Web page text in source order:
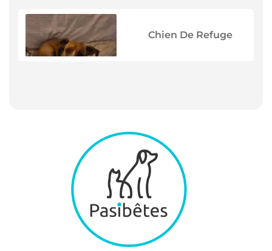
Chien De Refuge